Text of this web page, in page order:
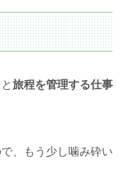
旅程を管理する仕事
、もう少し噛み砕い